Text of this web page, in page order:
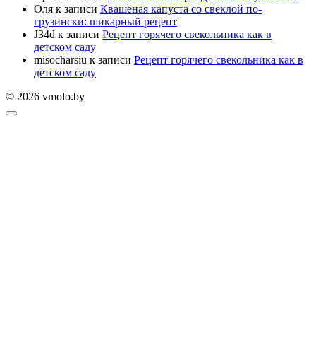
Оля к записи Квашеная капуста со свеклой по-
грузински: шикарный рецепт
J34d к записи Рецепт горячего свекольника как в
детском саду
misocharsiu к записи Рецепт горячего свекольника как в
детском саду
© 2026 vmolo.by